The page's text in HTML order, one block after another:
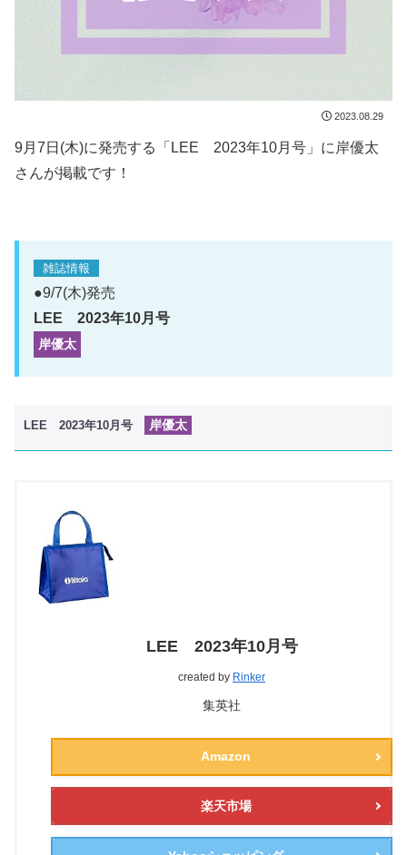
2023.08.29
9月7日(木)に発売する「LEE 2023年10月号」に岸優太
さんが掲載です！
雑誌情報
●9/7(木)発売
LEE 2023年10月号
岸優太
LEE 2023年10月号 岸優太
LEE 2023年10月号
created by Rinker
集英社
Amazon
楽天市場